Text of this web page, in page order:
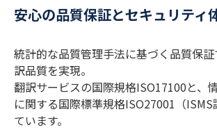
安心の品質保証とセキュリティ
統計的な品質管理手法に基づく品質保
訳品質を実現。
翻訳サービスの国際規格ISO17100と、
に関する国際標準規格ISO27001（
ています。